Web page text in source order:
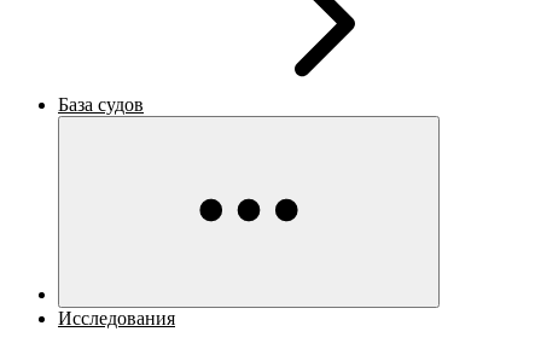
База судов
Исследования